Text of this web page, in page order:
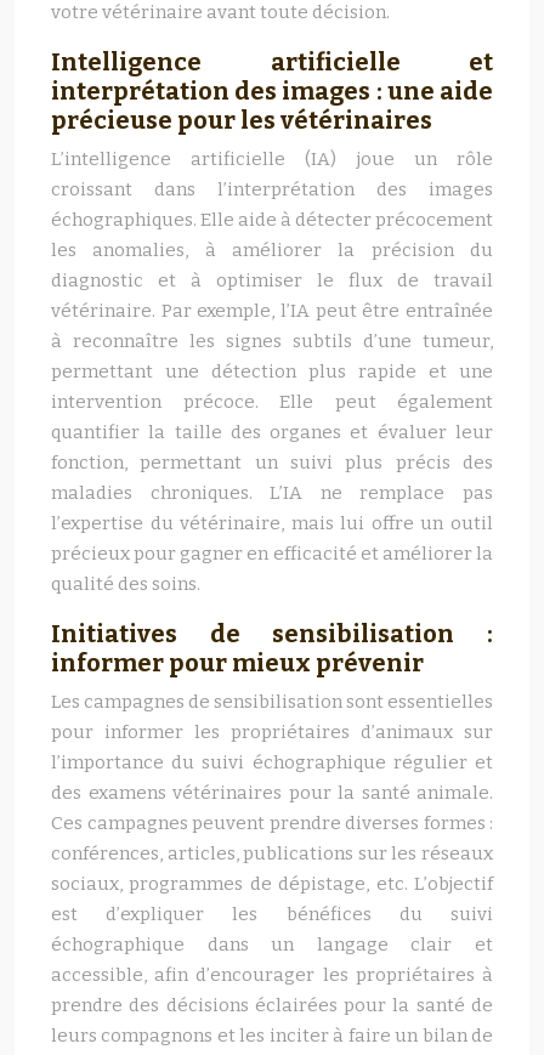
votre vétérinaire avant toute décision.
Intelligence artificielle et
interprétation des images : une aide
précieuse pour les vétérinaires
L’intelligence artificielle (IA) joue un rôle
croissant dans l’interprétation des images
échographiques. Elle aide à détecter précocement
les anomalies, à améliorer la précision du
diagnostic et à optimiser le flux de travail
vétérinaire. Par exemple, l’IA peut être entraînée
à reconnaître les signes subtils d’une tumeur,
permettant une détection plus rapide et une
intervention précoce. Elle peut également
quantifier la taille des organes et évaluer leur
fonction, permettant un suivi plus précis des
maladies chroniques. L’IA ne remplace pas
l’expertise du vétérinaire, mais lui offre un outil
précieux pour gagner en efficacité et améliorer la
qualité des soins.
Initiatives de sensibilisation :
informer pour mieux prévenir
Les campagnes de sensibilisation sont essentielles
pour informer les propriétaires d’animaux sur
l’importance du suivi échographique régulier et
des examens vétérinaires pour la santé animale.
Ces campagnes peuvent prendre diverses formes :
conférences, articles, publications sur les réseaux
sociaux, programmes de dépistage, etc. L’objectif
est d’expliquer les bénéfices du suivi
échographique dans un langage clair et
accessible, afin d’encourager les propriétaires à
prendre des décisions éclairées pour la santé de
leurs compagnons et les inciter à faire un bilan de